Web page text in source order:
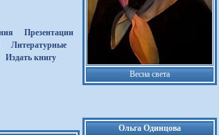
Презентации
Литературные
Издать книгу
Весна света
Ольга Одинцова